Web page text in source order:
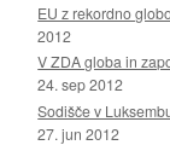
EU z rekordno
2012
V ZDA globa in
24. sep 2012
Sodišče v
27. jun 2012